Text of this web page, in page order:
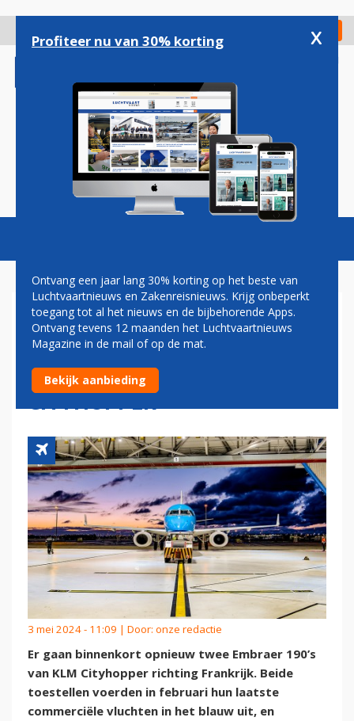
gaan
Check in
Magazine Podcasts Vacatures
AIR FRANCE-DOCHTER HOP!
NEEMT OPNIEUW
VLIEGTUIGEN OVER VAN KLM
CITYHOPPER
3 mei 2024 - 11:09 | Door: onze redactie
Er gaan binnenkort opnieuw twee Embraer 190’s
van KLM Cityhopper richting Frankrijk. Beide
toestellen voerden in februari hun laatste
commerciële vluchten in het blauw uit, en
Profiteer nu van 30% korting x
Ontvang een jaar lang 30% korting op het beste van
Luchtvaartnieuws en Zakenreisnieuws. Krijg onbeperkt
toegang tot al het nieuws en de bijbehorende Apps.
Ontvang tevens 12 maanden het Luchtvaartnieuws
Magazine in de mail of op de mat.
Bekijk aanbieding